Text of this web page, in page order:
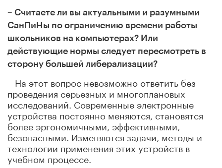
– Считаете ли вы актуальными и разумными
СанПиНы по ограничению времени работы
школьников на компьютерах? Или
действующие нормы следует пересмотреть в
сторону большей либерализации?
– На этот вопрос невозможно ответить без
проведения серьезных и многоплановых
исследований. Современные электронные
устройства постоянно меняются, становятся
более эргономичными, эффективными,
безопасными. Изменяются задачи, методы и
технологии применения этих устройств в
учебном процессе.